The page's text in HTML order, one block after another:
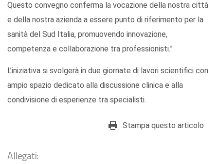
Questo convegno conferma la vocazione della nostra città
e della nostra azienda a essere punto di riferimento per la
sanità del Sud Italia, promuovendo innovazione,
competenza e collaborazione tra professionisti.”
L’iniziativa si svolgerà in due giornate di lavori scientifici con
ampio spazio dedicato alla discussione clinica e alla
condivisione di esperienze tra specialisti.
Stampa questo articolo
Allegati: